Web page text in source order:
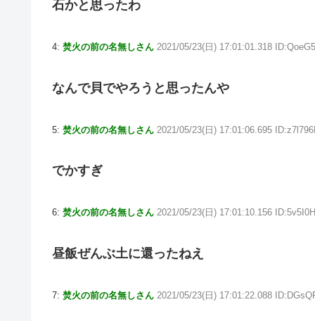
石かと思ったわ
4: 焚火の前の名無しさん 2021/05/23(日) 17:01:01.318
なんで貝でやろうと思ったんや
5: 焚火の前の名無しさん 2021/05/23(日) 17:01:06.695
でかすぎ
6: 焚火の前の名無しさん 2021/05/23(日) 17:01:10.156
昼飯ぜんぶ土に還ったねえ
7: 焚火の前の名無しさん 2021/05/23(日) 17:01:22.088